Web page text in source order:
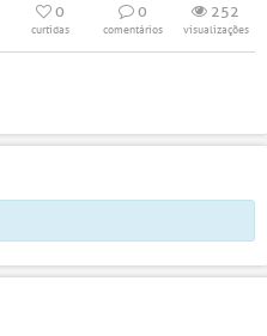
0
curtidas
0
comentários
252
visualizações